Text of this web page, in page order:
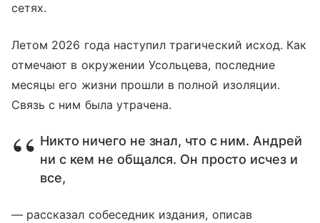
сетях.
Летом 2026 года наступил трагический исход. Как
отмечают в окружении Усольцева, последние
месяцы его жизни прошли в полной изоляции.
Связь с ним была утрачена.
Никто ничего не знал, что с ним. Андрей
ни с кем не общался. Он просто исчез и
все,
— рассказал собеседник издания, описав